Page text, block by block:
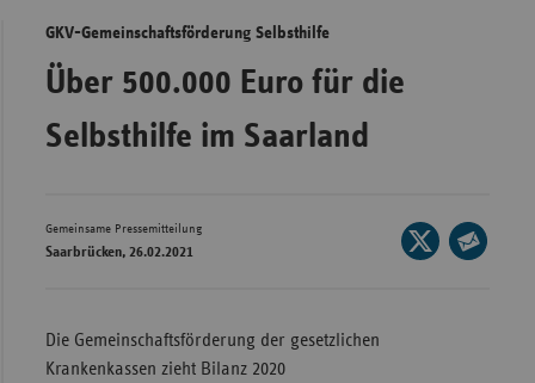
GKV-Gemeinschaftsförderung Selbsthilfe
Über 500.000 Euro für die
Selbsthilfe im Saarland
Gemeinsame Pressemitteilung
Saarbrücken, 26.02.2021
Seite
auf
Die Gemeinschaftsförderung der gesetzlichen
Krankenkassen zieht Bilanz 2020